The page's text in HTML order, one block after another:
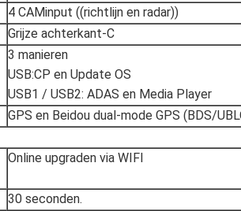
4 CAMinput ((richtlijn en radar))
Grijze achterkant-C
3 manieren
USB:CP en Update OS
USB1 / USB2: ADAS en Media Player
GPS en Beidou dual-mode GPS (BDS/
Online upgraden via WIFI
30 seconden.